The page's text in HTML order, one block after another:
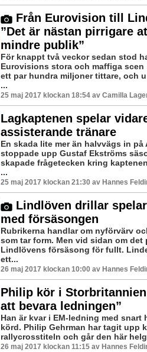
Från Eurovision till
”Det är nästan pirrigare
mindre publik”
För knappt två veckor sedan stod
Eurovisions stora och maffiga scen
ett par hundra miljoner tittare, och
...
25 maj 2017 klockan 18:54 av Camilla
Lagkaptenen spelar
assisterande tränare
En skada lite mer än halvvägs in på
stoppade upp Gustaf Ekströms
skapade frågetecken kring
...
25 maj 2017 klockan 21:30 av Hannes
Lindlöven drillar
med försäsongen
Rubrikerna handlar om nyförvärv
som tar form. Men vid sidan om det
Lindlövens försäsong för fullt.
ett...
26 maj 2017 klockan 10:00 av Hannes
Philip kör i
att bevara ledningen”
Han är kvar i EM-ledning med snart
körd. Philip Gehrman har tagit upp
rallycrosstiteln och går den här
26 maj 2017 klockan 11:15 av Hannes